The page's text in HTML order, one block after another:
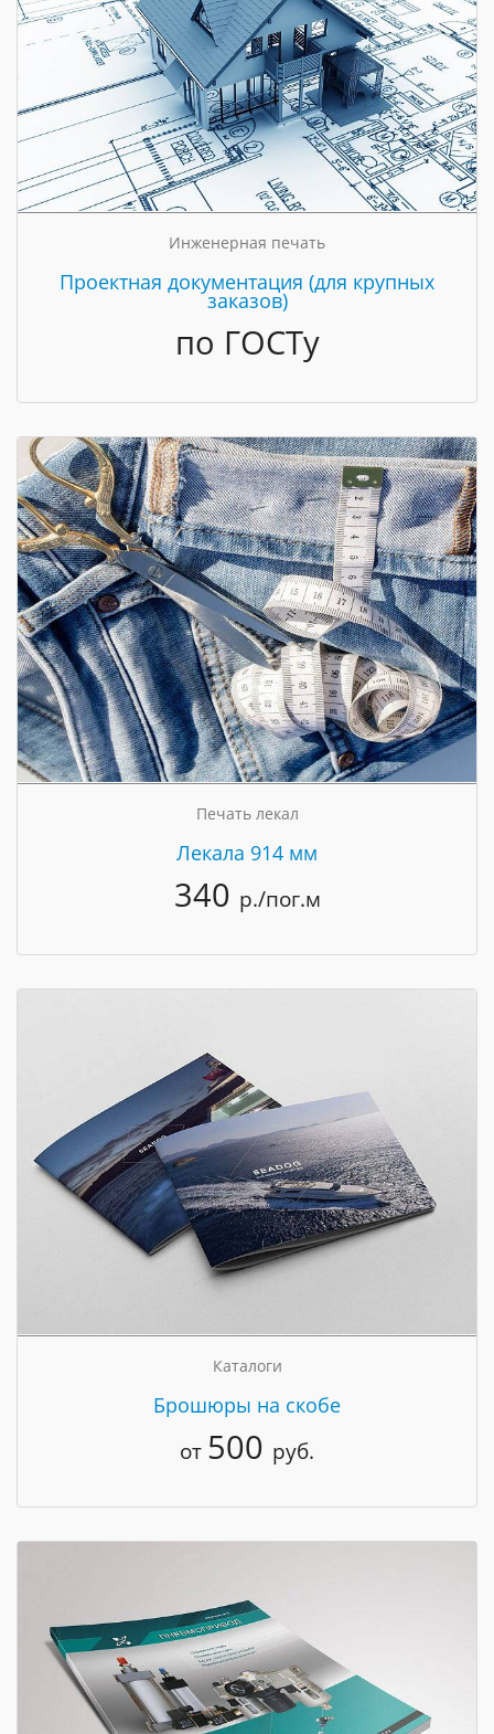
Инженерная печать
Проектная документация (для крупных
заказов)
по ГОСТу
Печать лекал
Лекала 914 мм
340 р./пог.м
Каталоги
Брошюры на скобе
от 500 руб.